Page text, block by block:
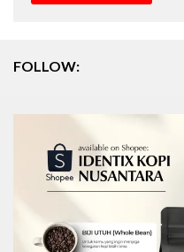
FOLLOW: